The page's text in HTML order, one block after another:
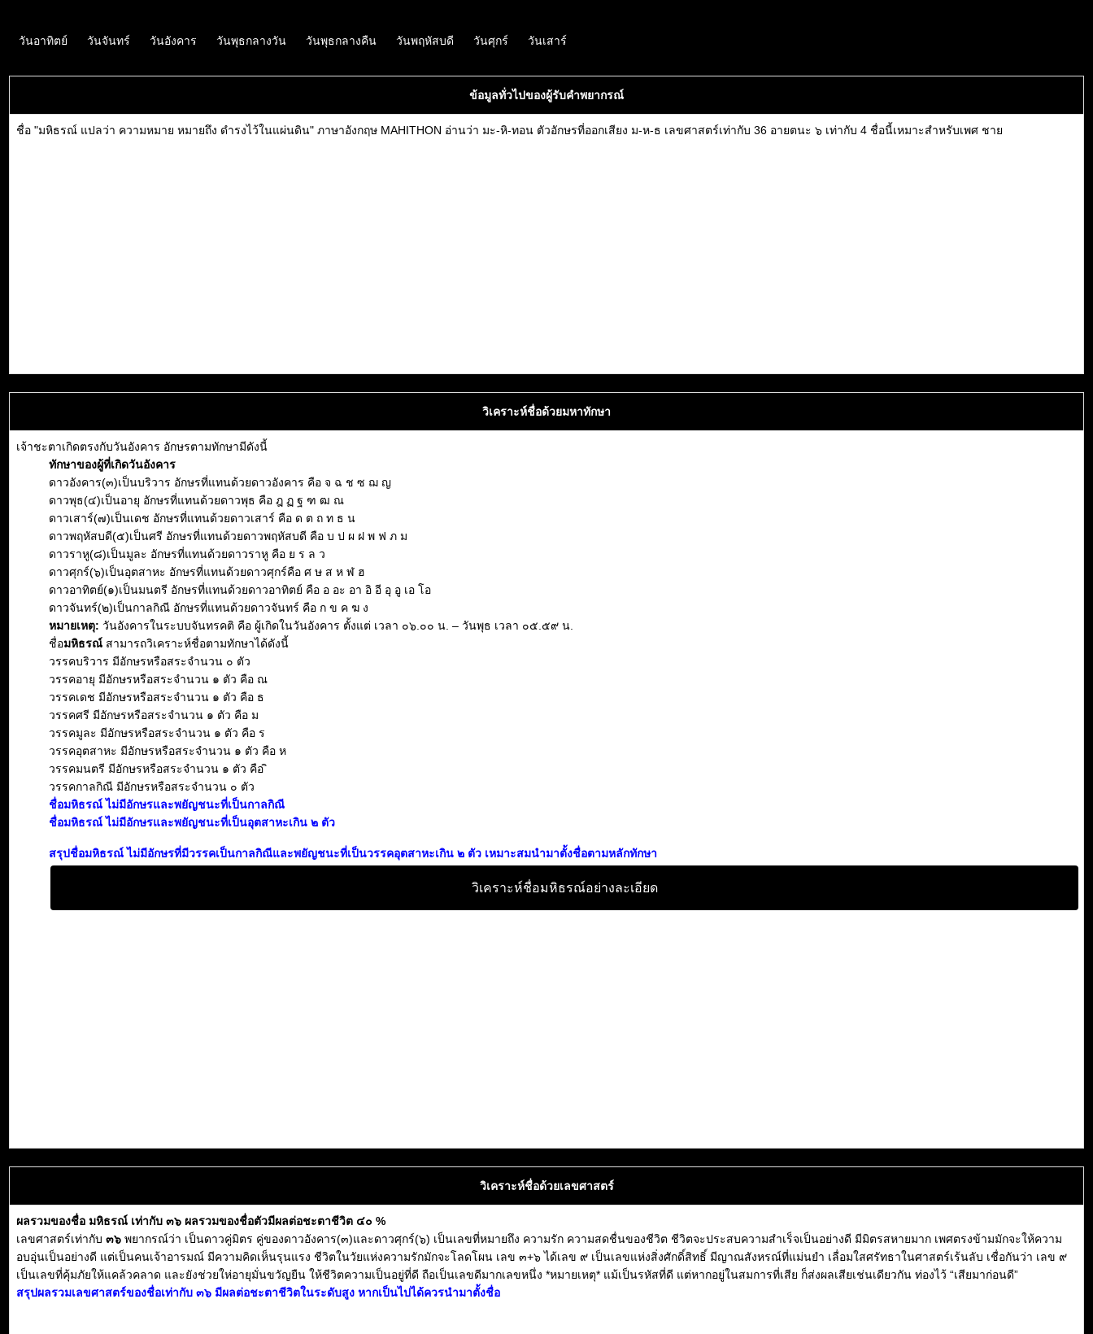
วันอาทิตย์ วันจันทร์ วันอังคาร วันพุธกลางวัน วันพุธกลางคืน วันพฤหัสบดี วันศุกร์ วันเสาร์
ข้อมูลทั่วไปของผู้รับคำพยากรณ์
ชื่อ "มหิธรณ์ แปลว่า ความหมาย หมายถึง ดำรงไว้ในแผ่นดิน" ภาษาอังกฤษ MAHITHON อ่านว่า มะ-หิ-ทอน ตัวอักษรที่ออกเสียง ม-ห-ธ เลขศาสตร์เท่ากับ 36 อายตนะ ๖ เท่ากับ 4 ชื่อนี้เหมาะสำหรับเพศ ชาย
วิเคราะห์ชื่อด้วยมหาทักษา
เจ้าชะตาเกิดตรงกับวันอังคาร อักษรตามทักษามีดังนี้
ทักษาของผู้ที่เกิดวันอังคาร
ดาวอังคาร(๓)เป็นบริวาร อักษรที่แทนด้วยดาวอังคาร คือ จ ฉ ช ซ ฌ ญ
ดาวพุธ(๔)เป็นอายุ อักษรที่แทนด้วยดาวพุธ คือ ฎ ฏ ฐ ฑ ฒ ณ
ดาวเสาร์(๗)เป็นเดช อักษรที่แทนด้วยดาวเสาร์ คือ ด ต ถ ท ธ น
ดาวพฤหัสบดี(๕)เป็นศรี อักษรที่แทนด้วยดาวพฤหัสบดี คือ บ ป ผ ฝ พ ฟ ภ ม
ดาวราหู(๘)เป็นมูละ อักษรที่แทนด้วยดาวราหู คือ ย ร ล ว
ดาวศุกร์(๖)เป็นอุตสาหะ อักษรที่แทนด้วยดาวศุกร์คือ ศ ษ ส ห ฬ ฮ
ดาวอาทิตย์(๑)เป็นมนตรี อักษรที่แทนด้วยดาวอาทิตย์ คือ อ อะ อา อิ อี อุ อู เอ โอ
ดาวจันทร์(๒)เป็นกาลกิณี อักษรที่แทนด้วยดาวจันทร์ คือ ก ข ค ฆ ง
หมายเหตุ: วันอังคารในระบบจันทรคติ คือ ผู้เกิดในวันอังคาร ตั้งแต่ เวลา ๐๖.๐๐ น. – วันพุธ เวลา ๐๕.๕๙ น.
ชื่อมหิธรณ์ สามารถวิเคราะห์ชื่อตามทักษาได้ดังนี้
วรรคบริวาร มีอักษรหรือสระจำนวน ๐ ตัว
วรรคอายุ มีอักษรหรือสระจำนวน ๑ ตัว คือ ณ
วรรคเดช มีอักษรหรือสระจำนวน ๑ ตัว คือ ธ
วรรคศรี มีอักษรหรือสระจำนวน ๑ ตัว คือ ม
วรรคมูละ มีอักษรหรือสระจำนวน ๑ ตัว คือ ร
วรรคอุตสาหะ มีอักษรหรือสระจำนวน ๑ ตัว คือ ห
วรรคมนตรี มีอักษรหรือสระจำนวน ๑ ตัว คือ ิ
วรรคกาลกิณี มีอักษรหรือสระจำนวน ๐ ตัว
ชื่อมหิธรณ์ ไม่มีอักษรและพยัญชนะที่เป็นกาลกิณี
ชื่อมหิธรณ์ ไม่มีอักษรและพยัญชนะที่เป็นอุตสาหะเกิน ๒ ตัว
สรุปชื่อมหิธรณ์ ไม่มีอักษรที่มีวรรคเป็นกาลกิณีและพยัญชนะที่เป็นวรรคอุตสาหะเกิน ๒ ตัว เหมาะสมนำมาตั้งชื่อตามหลักทักษา
วิเคราะห์ชื่อมหิธรณ์อย่างละเอียด
วิเคราะห์ชื่อด้วยเลขศาสตร์
ผลรวมของชื่อ มหิธรณ์ เท่ากับ ๓๖ ผลรวมของชื่อตัวมีผลต่อชะตาชีวิต ๔๐ %
เลขศาสตร์เท่ากับ ๓๖ พยากรณ์ว่า เป็นดาวคู่มิตร คู่ของดาวอังคาร(๓)และดาวศุกร์(๖) เป็นเลขที่หมายถึง ความรัก ความสดชื่นของชีวิต ชีวิตจะประสบความสำเร็จเป็นอย่างดี มีมิตรสหายมาก เพศตรงข้ามมักจะให้ความ
อบอุ่นเป็นอย่างดี แต่เป็นคนเจ้าอารมณ์ มีความคิดเห็นรุนแรง ชีวิตในวัยแห่งความรักมักจะโลดโผน เลข ๓+๖ ได้เลข ๙ เป็นเลขแห่งสิ่งศักดิ์สิทธิ์ มีญาณสังหรณ์ที่แม่นยำ เลื่อมใสศรัทธาในศาสตร์เร้นลับ เชื่อกันว่า เลข ๙
เป็นเลขที่คุ้มภัยให้แคล้วคลาด และยังช่วยให่อายุมั่นขวัญยืน ให้ชีวิตความเป็นอยู่ที่ดี ถือเป็นเลขดีมากเลขหนึ่ง *หมายเหตุ* แม้เป็นรหัสที่ดี แต่หากอยู่ในสมการที่เสีย ก็ส่งผลเสียเช่นเดียวกัน ท่องไว้ “เสียมาก่อนดี”
สรุปผลรวมเลขศาสตร์ของชื่อเท่ากับ ๓๖ มีผลต่อชะตาชีวิตในระดับสูง หากเป็นไปได้ควรนำมาตั้งชื่อ